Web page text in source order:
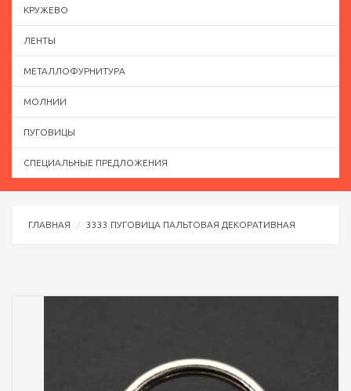
КРУЖЕВО
ЛЕНТЫ
МЕТАЛЛОФУРНИТУРА
МОЛНИИ
ПУГОВИЦЫ
СПЕЦИАЛЬНЫЕ ПРЕДЛОЖЕНИЯ
ГЛАВНАЯ 3333 ПУГОВИЦА ПАЛЬТОВАЯ ДЕКОРАТИВНАЯ